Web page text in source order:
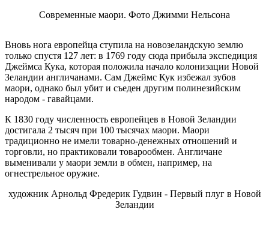
Современные маори. Фото Джимми Нельсона
Вновь нога европейца ступила на новозеландскую землю
только спустя 127 лет: в 1769 году сюда прибыла экспедиция
Джеймса Кука, которая положила начало колонизации Новой
Зеландии англичанами. Сам Джеймс Кук избежал зубов
маори, однако был убит и съеден другим полинезийским
народом - гавайцами.
К 1830 году численность европейцев в Новой Зеландии
достигала 2 тысяч при 100 тысячах маори. Маори
традиционно не имели товарно-денежных отношений и
торговли, но практиковали товарообмен. Англичане
выменивали у маори земли в обмен, например, на
огнестрельное оружие.
художник Арнольд Фредерик Гудвин - Первый плуг в Новой
Зеландии